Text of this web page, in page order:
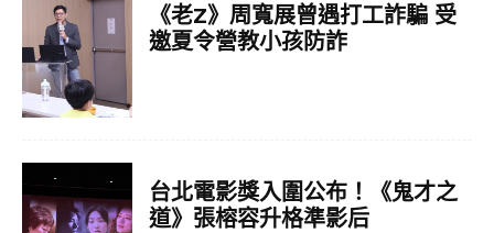
《老Z》周寬展曾遇打工詐騙 受
邀夏令營教小孩防詐
台北電影獎入圍公布！《鬼才之
道》張榕容升格準影后